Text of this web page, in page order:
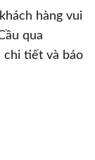
hàng vui
qua
chi tiết và báo